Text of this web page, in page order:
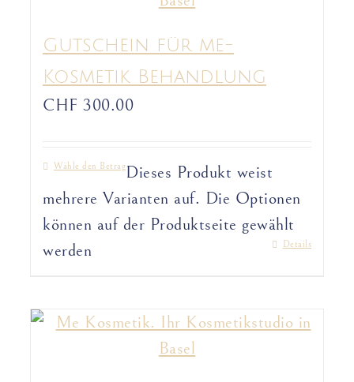
Gutschein für me-
Kosmetik Behandlung
CHF 300.00
Wähle den BetragDieses Produkt weist
mehrere Varianten auf. Die Optionen
können auf der Produktseite gewählt
werden
Details